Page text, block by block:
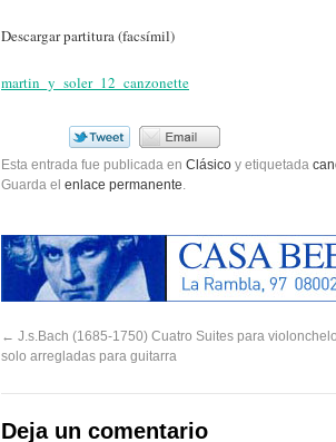
Descargar partitura (facsímil)
martin_y_soler_12_canzonette
Esta entrada fue publicada en Clásico y etiquetada
Guarda el enlace permanente
← J.s.Bach (1685-1750) Cuatro Suites para violonchelo
solo arregladas para guitarra
Deja un comentario